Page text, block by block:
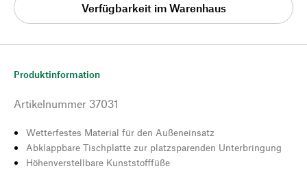
Verfügbarkeit im Warenhaus
Produktinformation
Artikelnummer 37031
Wetterfestes Material für den Außeneinsatz
Abklappbare Tischplatte zur platzsparenden Unterbringung
Höhenverstellbare Kunststofffüße